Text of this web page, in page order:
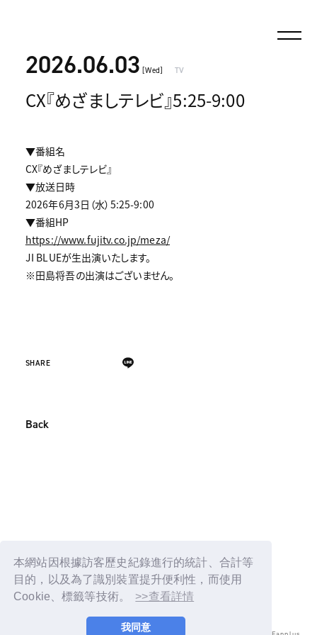
本網站因根據訪客歷史紀錄進行的統計、合計等
目的，以及為了識別裝置提升便利性，而使用
Cookie、標籤等技術。
>>查看詳情
我同意
2026.06.03 [Wed] TV
CX『めざましテレビ』5:25-9:00
▼番組名
CX『めざましテレビ』
▼放送日時
2026年6月3日（水）5:25-9:00
▼番組HP
https://www.fujitv.co.jp/meza/
JI BLUEが生出演いたします。
※田島将吾の出演はございません。
SHARE
Back